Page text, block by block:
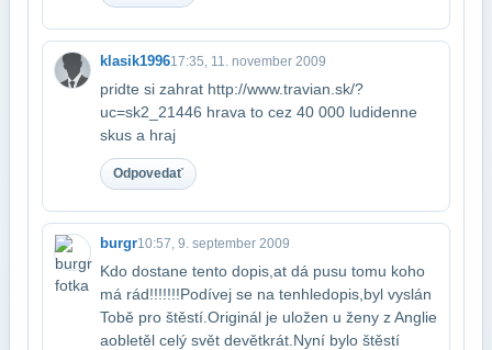
klasik199617:35, 11. november 2009
pridte si zahrat http://www.travian.sk/?
uc=sk2_21446 hrava to cez 40 000 ludi​denne
skus a hraj
Odpovedať
burgr10:57, 9. september 2009
Kdo dostane tento dopis,at dá pusu tomu koho
má rád!!!!!!!Podívej se na tenhle​dopis,byl vyslán
Tobě pro štěstí.Originál je uložen u ženy z Anglie
a​obletěl celý svět devětkrát.Nyní bylo štěstí